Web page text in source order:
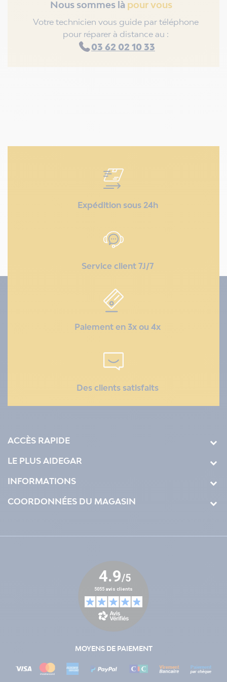
Nous sommes là pour vous
Votre technicien vous guide par téléphone
pour réparer à distance au :
03 62 02 10 33
Expédition sous 24h
Service client 7J/7
Paiement en 3x ou 4x
Des clients satisfaits
ACCÈS RAPIDE
LE PLUS AIDEGAR
INFORMATIONS
COORDONNÉES DU MAGASIN
MOYENS DE PAIEMENT